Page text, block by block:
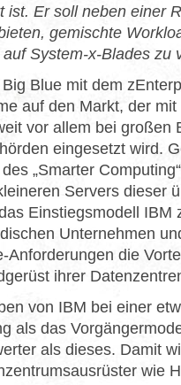
ist. Er soll neben einer
gemischte
System-x-Blades zu
Blue mit dem
auf den Markt, der
vor allem bei großen
eingesetzt wird.
„Smarter
Servers dieser
Einstiegsmodell IBM
Unternehmen
Anforderungen die
ihrer
von IBM bei einer
als das
als dieses. Damit
wie